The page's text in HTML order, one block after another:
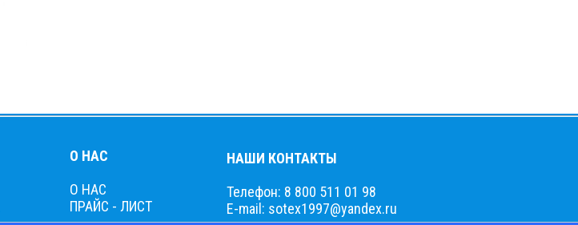
О НАС
О НАС
ПРАЙС - ЛИСТ
НАШИ КОНТАКТЫ
Телефон: 8 800 511 01 98
E-mail: sotex1997@yandex.ru